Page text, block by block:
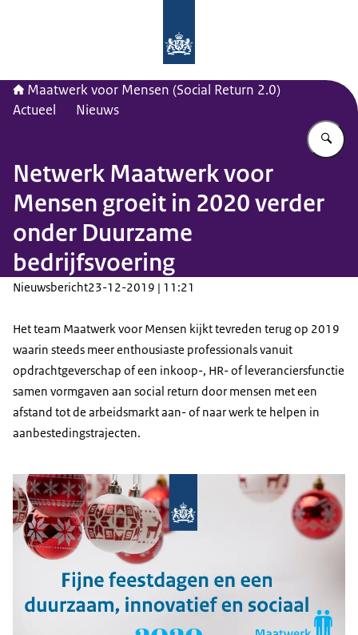
Maatwerk voor Mensen (Social Return 2.0)
Actueel
Nieuws
Netwerk Maatwerk voor
Mensen groeit in 2020 verder
onder Duurzame
bedrijfsvoering
Nieuwsbericht23-12-2019 | 11:21
Het team Maatwerk voor Mensen kijkt tevreden terug op 2019
waarin steeds meer enthousiaste professionals vanuit
opdrachtgeverschap of een inkoop-, HR- of leveranciersfunctie
samen vormgaven aan social return door mensen met een
afstand tot de arbeidsmarkt aan- of naar werk te helpen in
aanbestedingstrajecten.